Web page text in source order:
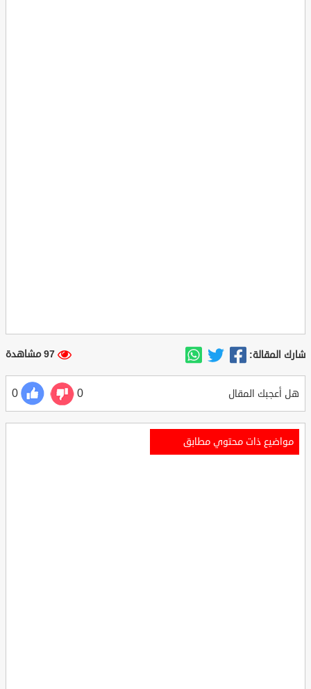
شارك المقالة: 97 مشاهدة
هل أعجبك المقال 0
0
مواضيع ذات محتوي مطابق